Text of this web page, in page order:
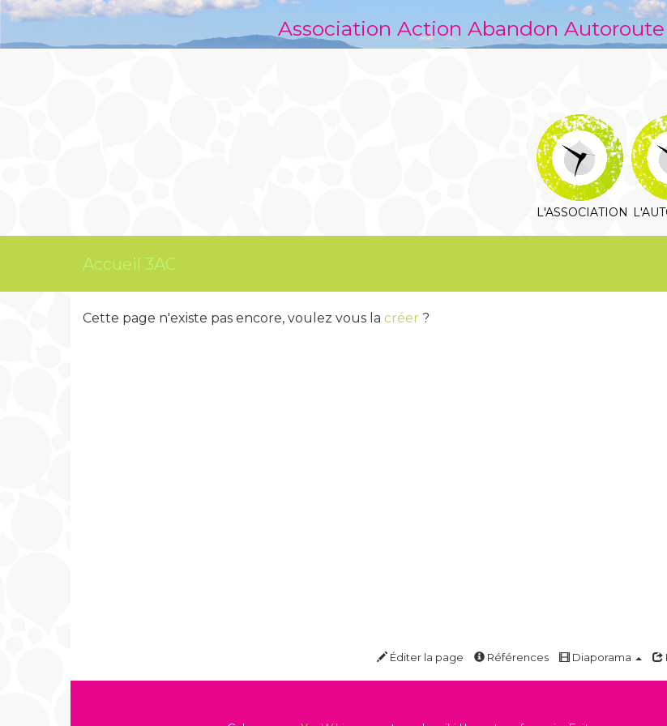
Association Action Abandon Autoroute
Accueil 3AC
L'ASSOCIATION
Cette page n'existe pas encore, voulez vous la créer ?
Éditer la page Références Diaporama